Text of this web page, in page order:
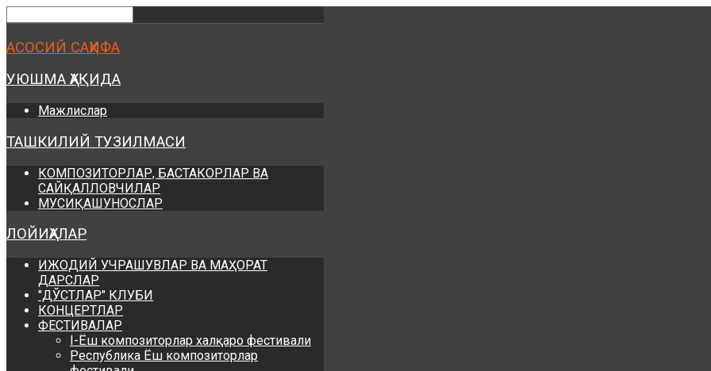
АСОСИЙ САҲИФА
УЮШМА ҲАҚИДА
Мажлислар
ТАШКИЛИЙ ТУЗИЛМАСИ
КОМПОЗИТОРЛАР, БАСТАКОРЛАР ВА
САЙҚАЛЛОВЧИЛАР
МУСИҚАШУНОСЛАР
ЛОЙИҲАЛАР
ИЖОДИЙ УЧРАШУВЛАР ВА МАҲОРАТ
ДАРСЛАР
"ДЎСТЛАР" КЛУБИ
КОНЦЕРТЛАР
ФЕСТИВАЛАР
I-Ёш композиторлар халқаро фестивали
Республика Ёш композиторлар